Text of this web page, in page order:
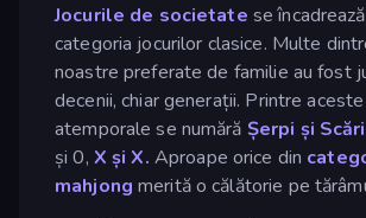
Jocurile de societate se
categoria jocurilor clasice. Multe
noastre preferate de familie au fost
decenii, chiar generații. Printre
atemporale se numără Șerpi și Scări
și 0, X și X. Aproape orice din
mahjong merită o călătorie pe